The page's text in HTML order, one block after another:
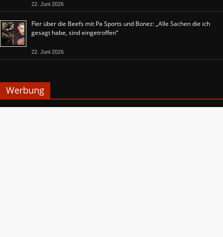
22. Juni 2026
Fler über die Beefs mit Pa Sports und Bonez: „Alle Sachen die ich
gesagt habe, sind eingetroffen“
22. Juni 2026
Werbung